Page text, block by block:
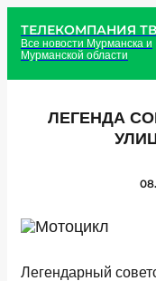
ТЕЛЕКОМПАНИЯ
Все новости Мурманска и
Мурманской области
ЛЕГЕНДА
Легендарный